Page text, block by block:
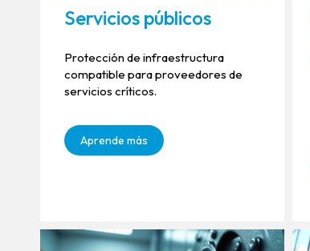
Servicios públicos
Protección de infraestructura
compatible para proveedores de
servicios críticos.
Aprende más